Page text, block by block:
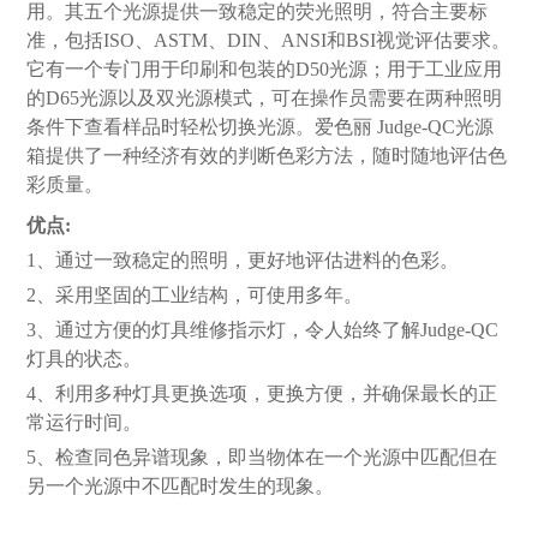
用。其五个光源提供一致稳定的荧光照明，符合主要标
准，包括ISO、ASTM、DIN、ANSI和BSI视觉评估要求。
它有一个专门用于印刷和包装的D50光源；用于工业应用
的D65光源以及双光源模式，可在操作员需要在两种照明
条件下查看样品时轻松切换光源。爱色丽 Judge-QC光源
箱提供了一种经济有效的判断色彩方法，随时随地评估色
彩质量。
优点:
1、通过一致稳定的照明，更好地评估进料的色彩。
2、采用坚固的工业结构，可使用多年。
3、通过方便的灯具维修指示灯，令人始终了解Judge-QC
灯具的状态。
4、利用多种灯具更换选项，更换方便，并确保最长的正
常运行时间。
5、检查同色异谱现象，即当物体在一个光源中匹配但在
另一个光源中不匹配时发生的现象。